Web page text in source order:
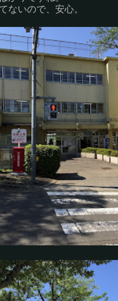
ないので、安心。